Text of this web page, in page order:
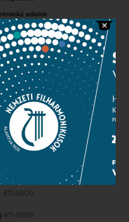
adatok
Sajtószoba
Komor Marcell u. 1. (Müpa)
411-6600
411-6699